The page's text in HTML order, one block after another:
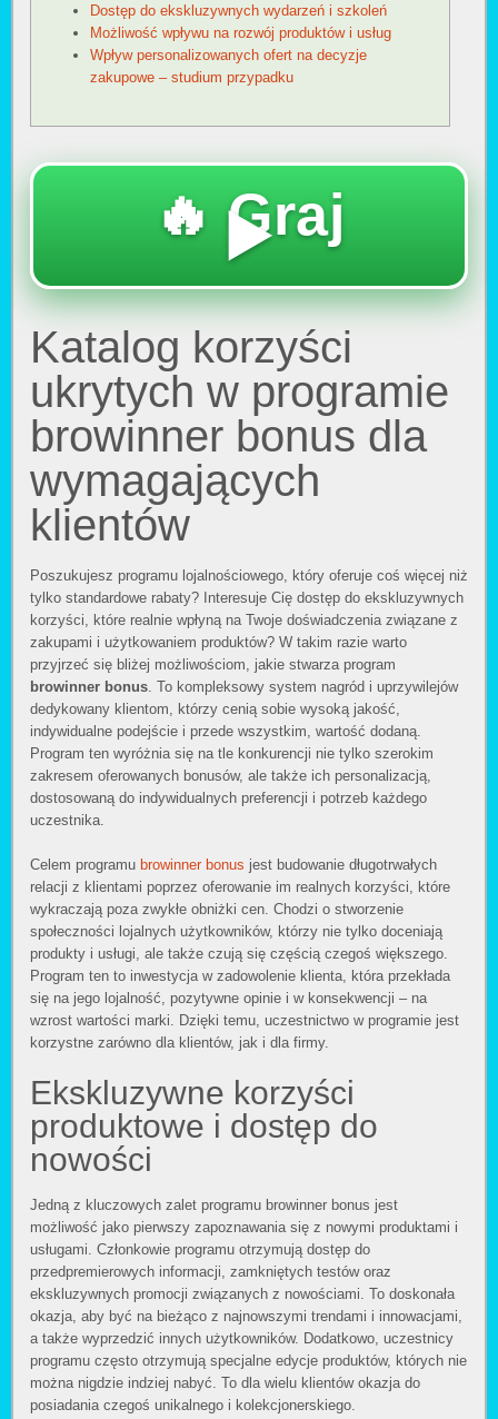
Dostęp do ekskluzywnych wydarzeń i szkoleń
Możliwość wpływu na rozwój produktów i usług
Wpływ personalizowanych ofert na decyzje
zakupowe – studium przypadku
🔥 Graj
▶️
Katalog korzyści
ukrytych w programie
browinner bonus dla
wymagających
klientów
Poszukujesz programu lojalnościowego, który oferuje coś więcej niż
tylko standardowe rabaty? Interesuje Cię dostęp do ekskluzywnych
korzyści, które realnie wpłyną na Twoje doświadczenia związane z
zakupami i użytkowaniem produktów? W takim razie warto
przyjrzeć się bliżej możliwościom, jakie stwarza program
browinner bonus . To kompleksowy system nagród i uprzywilejów
dedykowany klientom, którzy cenią sobie wysoką jakość,
indywidualne podejście i przede wszystkim, wartość dodaną.
Program ten wyróżnia się na tle konkurencji nie tylko szerokim
zakresem oferowanych bonusów, ale także ich personalizacją,
dostosowaną do indywidualnych preferencji i potrzeb każdego
uczestnika.
Celem programu browinner bonus jest budowanie długotrwałych
relacji z klientami poprzez oferowanie im realnych korzyści, które
wykraczają poza zwykłe obniżki cen. Chodzi o stworzenie
społeczności lojalnych użytkowników, którzy nie tylko doceniają
produkty i usługi, ale także czują się częścią czegoś większego.
Program ten to inwestycja w zadowolenie klienta, która przekłada
się na jego lojalność, pozytywne opinie i w konsekwencji – na
wzrost wartości marki. Dzięki temu, uczestnictwo w programie jest
korzystne zarówno dla klientów, jak i dla firmy.
Ekskluzywne korzyści
produktowe i dostęp do
nowości
Jedną z kluczowych zalet programu browinner bonus jest
możliwość jako pierwszy zapoznawania się z nowymi produktami i
usługami. Członkowie programu otrzymują dostęp do
przedpremierowych informacji, zamkniętych testów oraz
ekskluzywnych promocji związanych z nowościami. To doskonała
okazja, aby być na bieżąco z najnowszymi trendami i innowacjami,
a także wyprzedzić innych użytkowników. Dodatkowo, uczestnicy
programu często otrzymują specjalne edycje produktów, których nie
można nigdzie indziej nabyć. To dla wielu klientów okazja do
posiadania czegoś unikalnego i kolekcjonerskiego.